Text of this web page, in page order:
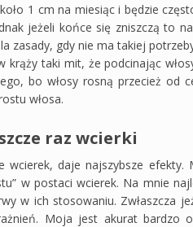
1 cm na miesiąc i będzie
jeżeli końce się zniszczą to
zasady, gdy nie ma takiej
krąży taki mit, że podcinając
bo włosy rosną przecież od
włosa.
raz wcierki
wcierek, daje najszybsze efekty.
w postaci wcierek. Na mnie
w ich stosowaniu. Zwłaszcza
Moja jest akurat bardzo